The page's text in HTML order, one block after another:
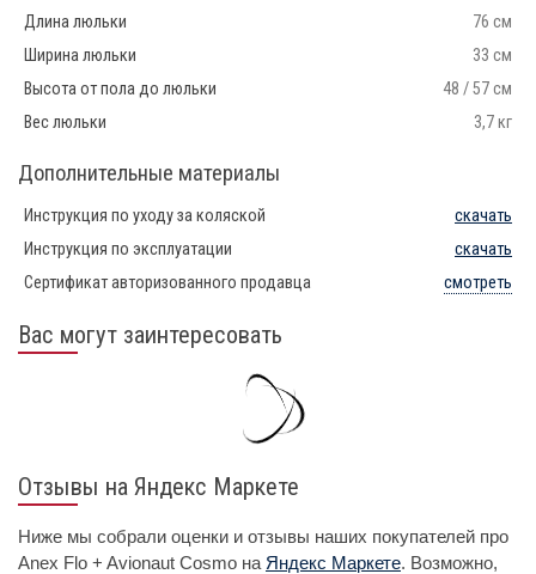
Длина люльки
76 см
Ширина люльки
33 см
Высота от пола до люльки
48 / 57 см
Вес люльки
3,7 кг
Дополнительные материалы
Инструкция по уходу за коляской
скачать
Инструкция по эксплуатации
скачать
Сертификат авторизованного продавца
смотреть
Вас могут заинтересовать
Отзывы на Яндекс Маркете
Ниже мы собрали оценки и отзывы наших покупателей про
Anex Flo + Avionaut Cosmo на Яндекс Маркете. Возможно,